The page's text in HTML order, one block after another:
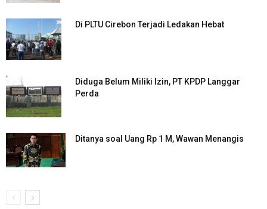
Di PLTU Cirebon Terjadi Ledakan Hebat
Diduga Belum Miliki Izin, PT KPDP Langgar
Perda
Ditanya soal Uang Rp 1 M, Wawan Menangis